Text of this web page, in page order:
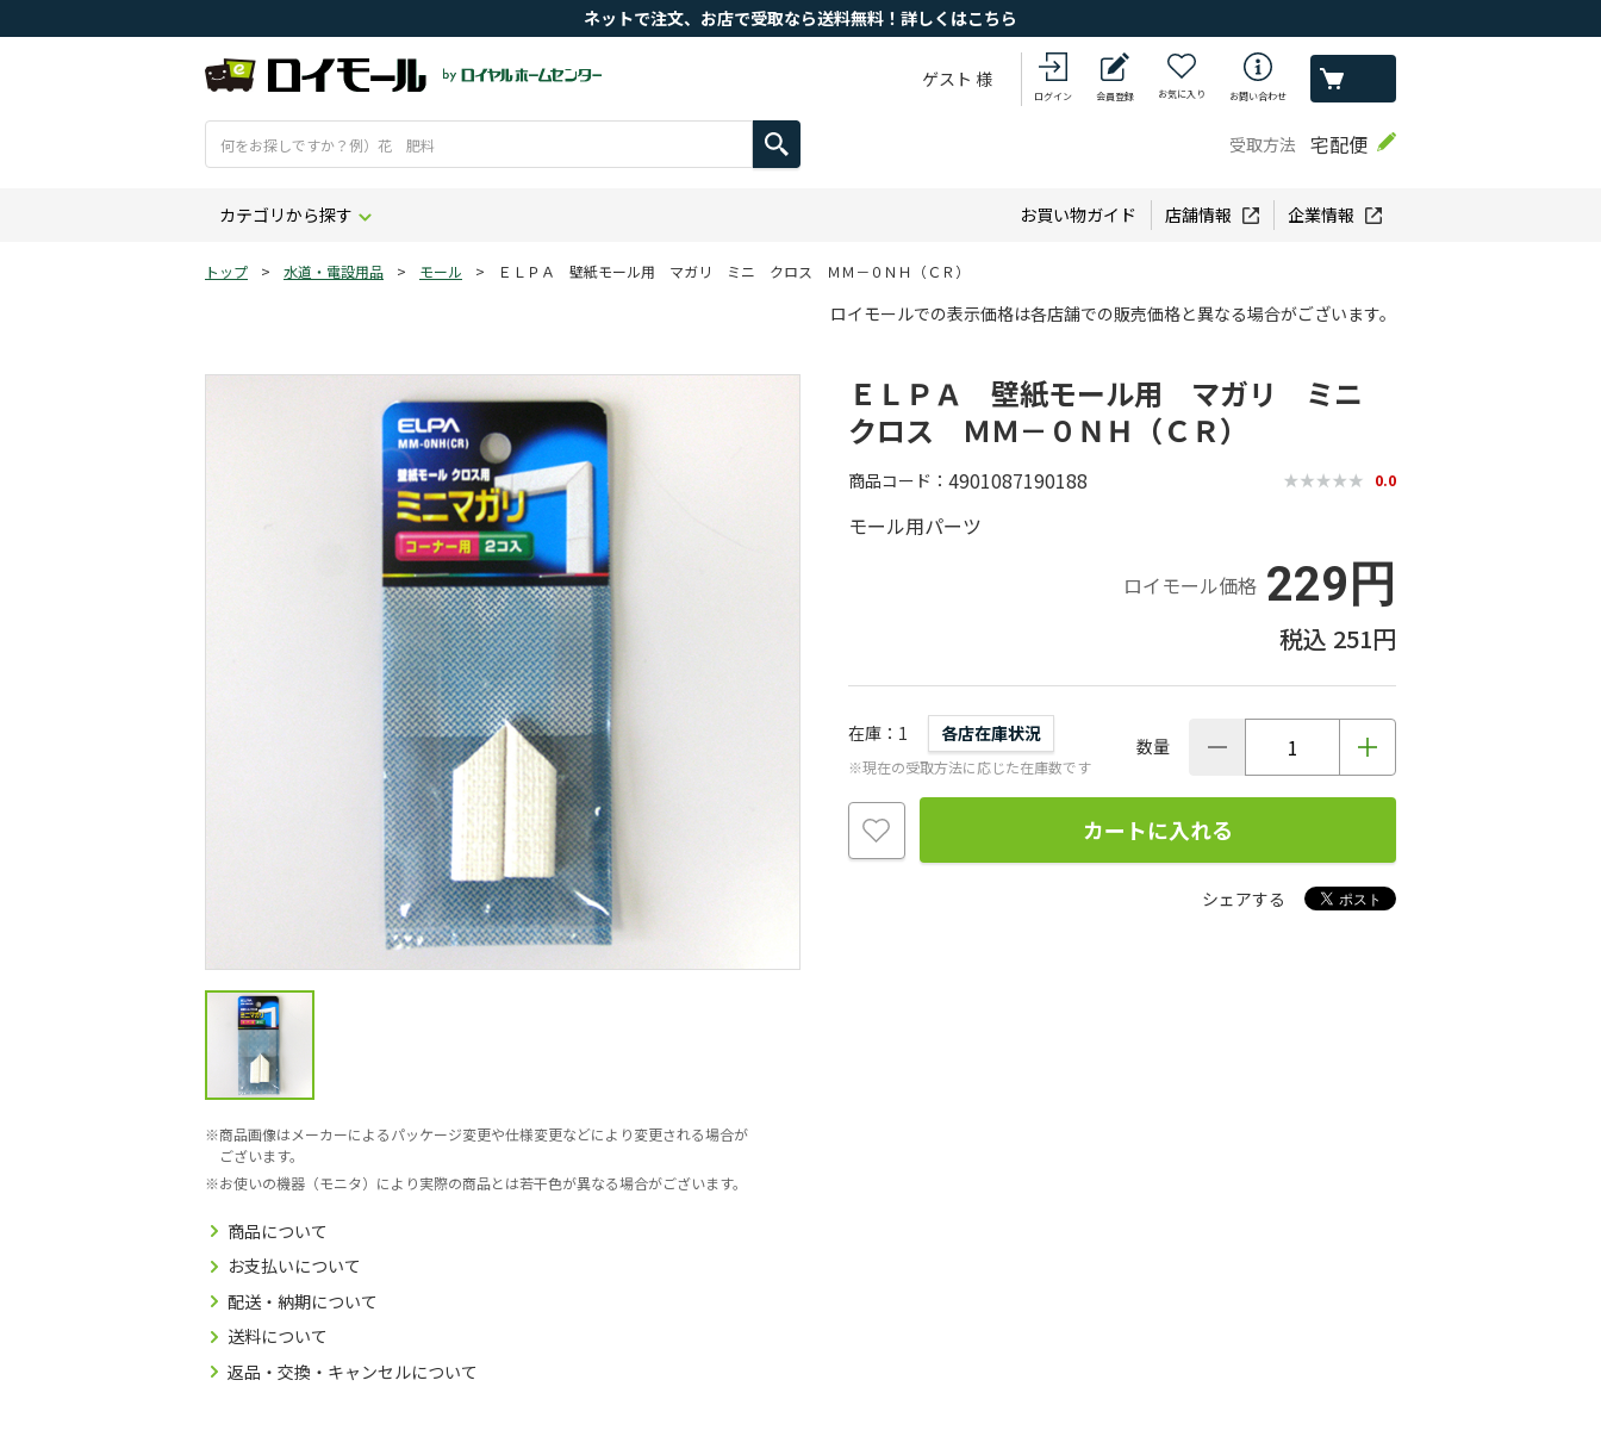
ネットで注文、お店で受取なら送料無料！詳しくはこちら
ゲスト 様
ログイン 会員登録 お気に入り お問い合わせ
受取方法 宅配便
カテゴリから探す お買い物ガイド 店舗情報 企業情報
トップ > 水道・電設用品 > モール > ＥＬＰＡ 壁紙モール用 マガリ ミニ クロス ＭＭ－０ＮＨ（ＣＲ）
ロイモールでの表示価格は各店舗での販売価格と異なる場合がございます。
商品画像はメーカーによるパッケージ変更や仕様変更などにより変更される場合が
ございます。
お使いの機器（モニタ）により実際の商品とは若干色が異なる場合がございます。
商品について
お支払いについて
配送・納期について
送料について
返品・交換・キャンセルについて
ＥＬＰＡ 壁紙モール用 マガリ ミニ
クロス ＭＭ－０ＮＨ（ＣＲ）
商品コード 4901087190188 0.0
モール用パーツ
ロイモール価格 229円
251円
在庫 1 各店在庫状況
※現在の受取方法に応じた在庫数です
数量
カートに入れる
シェアする